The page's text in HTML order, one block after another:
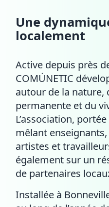
Une
localement
Active depuis près
COMÚNETIC
autour de la nature,
permanente et du
L’association,
mêlant
artistes et
également sur un
de partenaires
Installée à